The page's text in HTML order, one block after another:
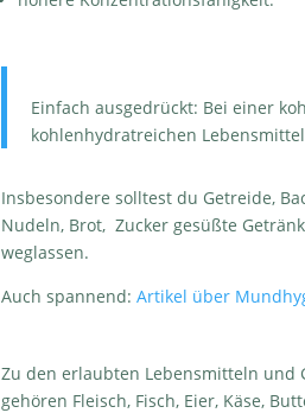
Einfach ausgedrückt: Bei einer
kohlenhydratreichen
Insbesondere solltest du Getreide,
Nudeln, Brot, Zucker gesüßte
weglassen.
Auch spannend: Artikel über
Zu den erlaubten Lebensmitteln und
gehören Fleisch, Fisch, Eier, Käse,